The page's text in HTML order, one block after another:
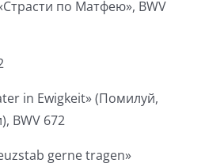
по Матфею», BWV
in Ewigkeit» (Помилуй,
BWV 672
gerne tragen»